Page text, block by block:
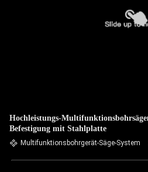
Hochleistungs-
Befestigung mit Stahlplatte
Multifunktionsbohrgerät-Säge-System